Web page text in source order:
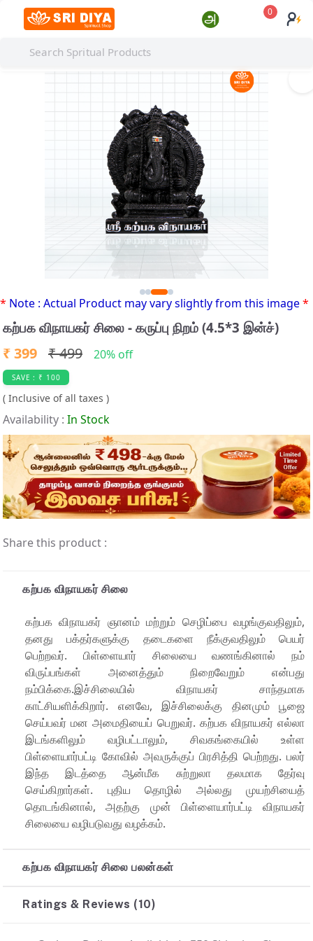
0
I
t
e
m
3
o
f
4
* Note : Actual Product may vary slightly from this image*
கற்பக விநாயகர் சிலை - கருப்பு நிறம் (4.5*3 இன்ச்)
₹ 399 ₹ 499 20% off
SAVE : ₹ 100
( Inclusive of all taxes )
Availability : In Stock
Share this product :
கற்பக விநாயகர் சிலை
கற்பக விநாயகர் ஞானம் மற்றும் செழிப்பை வழங்குவதிலும்,
தனது பக்தர்களுக்கு தடைகளை நீக்குவதிலும் பெயர்
பெற்றவர். பிள்ளையார் சிலையை வணங்கினால் நம்
விருப்பங்கள் அனைத்தும் நிறைவேறும் என்பது
நம்பிக்கை.இச்சிலையில் விநாயகர் சாந்தமாக
காட்சியளிக்கிறார். எனவே, இச்சிலைக்கு தினமும் பூஜை
செய்பவர் மன அமைதியைப் பெறுவர். கற்பக விநாயகர் எல்லா
இடங்களிலும் வழிபட்டாலும், சிவகங்கையில் உள்ள
பிள்ளையார்பட்டி கோவில் அவருக்குப் பிரசித்தி பெற்றது. பலர்
இந்த இடத்தை ஆன்மீக சுற்றுலா தலமாக தேர்வு
செய்கிறார்கள். புதிய தொழில் அல்லது முயற்சியைத்
தொடங்கினால், அதற்கு முன் பிள்ளையார்பட்டி விநாயகர்
சிலையை வழிபடுவது வழக்கம்.
கற்பக விநாயகர் சிலை பலன்கள்
Ratings & Reviews (10)